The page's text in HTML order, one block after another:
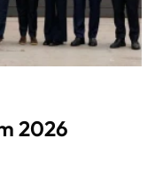
2026